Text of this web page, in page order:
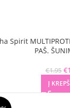
Spirit
PAŠ.
€1.95 €
Į